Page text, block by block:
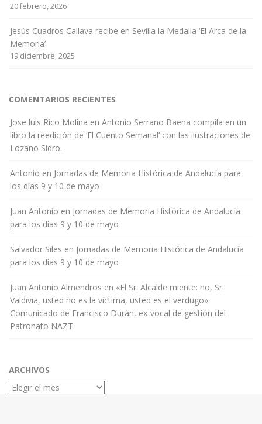
20 febrero, 2026
Jesús Cuadros Callava recibe en Sevilla la Medalla ‘El Arca de la
Memoria’
19 diciembre, 2025
COMENTARIOS RECIENTES
Jose luis Rico Molina en Antonio Serrano Baena compila en un
libro la reedición de ‘El Cuento Semanal’ con las ilustraciones de
Lozano Sidro.
Antonio en Jornadas de Memoria Histórica de Andalucía para
los días 9 y 10 de mayo
Juan Antonio en Jornadas de Memoria Histórica de Andalucía
para los días 9 y 10 de mayo
Salvador Siles en Jornadas de Memoria Histórica de Andalucía
para los días 9 y 10 de mayo
Juan Antonio Almendros en «El Sr. Alcalde miente: no, Sr.
Valdivia, usted no es la víctima, usted es el verdugo».
Comunicado de Francisco Durán, ex-vocal de gestión del
Patronato NAZT
ARCHIVOS
Archivos